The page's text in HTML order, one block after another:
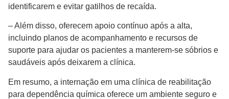
identificarem e evitar gatilhos de recaída.
– Além disso, oferecem apoio contínuo após a alta,
incluindo planos de acompanhamento e recursos de
suporte para ajudar os pacientes a manterem-se sóbrios e
saudáveis após deixarem a clínica.
Em resumo, a internação em uma clínica de reabilitação
para dependência química oferece um ambiente seguro e